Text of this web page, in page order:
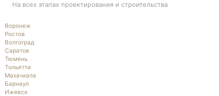
На всех этапах проектирования и строительства
Воронеж
Ростов
Волгоград
Саратов
Тюмень
Тольятти
Махачкала
Барнаул
Ижевск